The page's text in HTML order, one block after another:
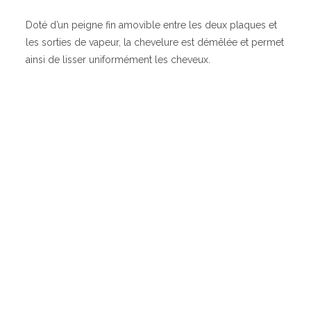
Doté d’un peigne fin amovible entre les deux plaques et
les sorties de vapeur, la chevelure est démêlée et permet
ainsi de lisser uniformément les cheveux.